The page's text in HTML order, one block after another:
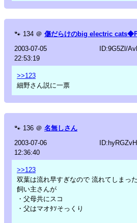
🐾 134 ＠ 傷だらけのbig electric
2003-07-05
22:53:19
ID:9G5Zl/
>>123
細野さん説に一票
🐾 136 ＠ 名無しさん
2003-07-06
12:36:40
>>123
双葉は流れ早すぎなので 流れてしまっ
飼い主さんが
・父母共にスコ
・父はマオﾀｿそっくり